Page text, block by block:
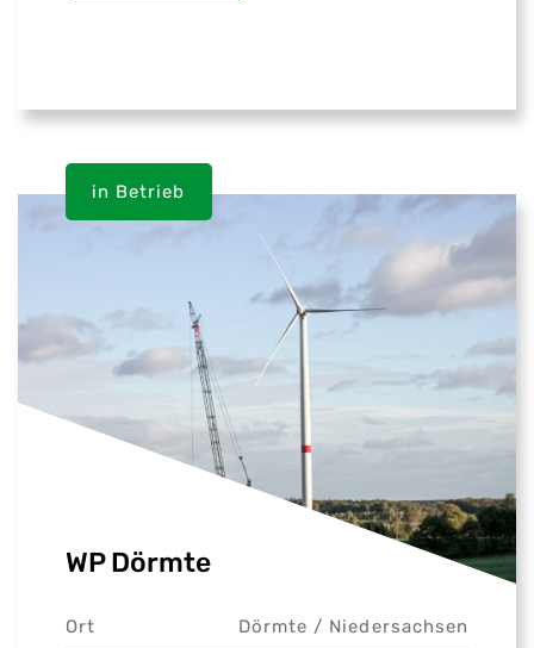
in Betrieb
WP Dörmte
Ort Dörmte / Niedersachsen